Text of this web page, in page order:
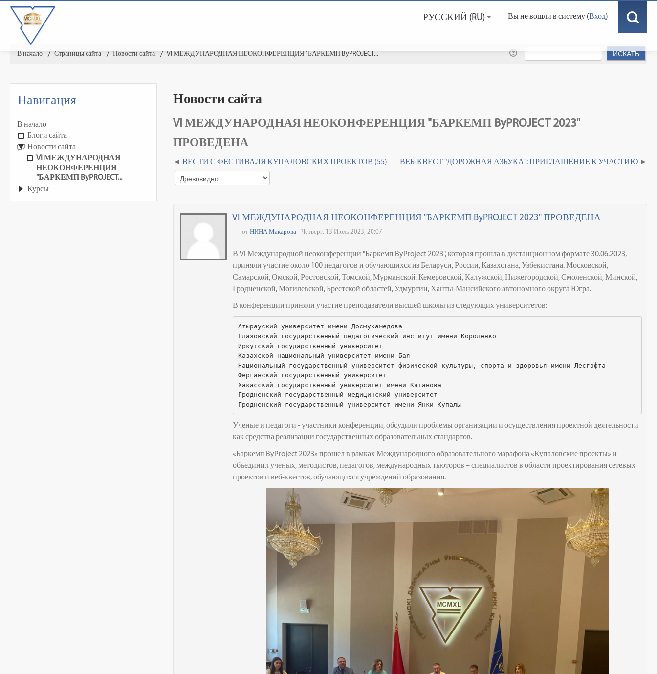
Вы не вошли в систему (Вход)
РУССКИЙ ‎(RU)‎
В начало ▶︎ Страницы сайта ▶︎ Новости сайта ▶︎ VI МЕЖДУНАРОДНАЯ НЕОКОНФЕРЕНЦИЯ "БАРКЕМП ByPROJECT...
Новости сайта
VI МЕЖДУНАРОДНАЯ НЕОКОНФЕРЕНЦИЯ "БАРКЕМП ByPROJECT 2023"
ПРОВЕДЕНА
ВЕСТИ С ФЕСТИВАЛЯ КУПАЛОВСКИХ ПРОЕКТОВ (55) ВЕБ-КВЕСТ "ДОРОЖНАЯ АЗБУКА": ПРИГЛАШЕНИЕ К УЧАСТИЮ
VI МЕЖДУНАРОДНАЯ НЕОКОНФЕРЕНЦИЯ "БАРКЕМП ByPROJECT 2023" ПРОВЕДЕНА
отНИНА Макарова - Четверг, 13 Июль 2023, 20:07
В VI Международной неоконференции "Баркемп ByProject 2023", которая прошла в дистанционном формате 30.06.2023,
приняли участие около 100 педагогов и обучающихся из Беларуси, России, Казахстана, Узбекистана. Московской,
Самарской, Омской, Ростовской, Томской, Мурманской, Кемеровской, Калужской, Нижегородской, Смоленской, Минской,
Гродненской, Могилевской, Брестской областей, Удмуртии, Ханты-Мансийского автономного округа Югра.
В конференции приняли участие преподаватели высшей школы из следующих университетов:
Атырауский университет имени Досмухамедова
Глазовский государственный педагогический институт имени Короленко
Иркутский государственный университет
Казахской национальный университет имени Бая
Национальный государственный университет физической культуры, спорта и здоровья имени Лесгафта
Ферганский государственный университет
Хакасский государственный университет имени Катанова
Гродненский государственный медицинский университет
Гродненский государственный университет имени Янки Купалы
Ученые и педагоги - участники конференции, обсудили проблемы организации и осуществления проектной деятельности
как средства реализации государственных образовательных стандартов.
«Баркемп ByProject 2023» прошел в рамках Международного образовательного марафона «Купаловские проекты» и
объединил ученых, методистов, педагогов, международных тьюторов – специалистов в области проектирования сетевых
проектов и веб-квестов, обучающихся учреждений образования.
Навигация
В начало
Блоги сайта
Новости сайта
VI МЕЖДУНАРОДНАЯ
НЕОКОНФЕРЕНЦИЯ
"БАРКЕМП ByPROJECT...
Курсы